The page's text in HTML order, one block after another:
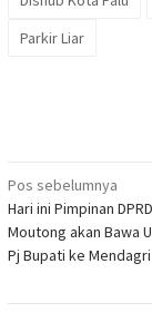
Parkir Liar
Navigasi
pos
Pos sebelumnya
Hari ini Pimpinan
Moutong akan Bawa
Pj Bupati ke Mendagri